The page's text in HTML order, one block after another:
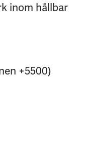
inom hållbar
+5500)